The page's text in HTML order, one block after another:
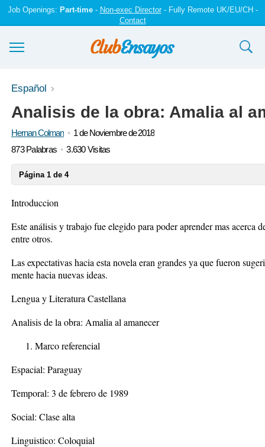
Job Openings: Part-time- Non-exec Director- Fully Remote UK/EU/CH -
Contact
Ensayos y trabajos
Registrarse
Iniciar sesión
Español
Analisis de la obra: Amalia al
Hernan Colman
1 de Noviembre de 2018
873 Palabras
3.630 Visitas
Página 1 de 4
Introduccion
Este análisis y trabajo fue elegido para poder aprender mas acerca
entre otros.
Las expectativas hacia esta novela eran grandes ya que fueron
mente hacia nuevas ideas.
Lengua y Literatura Castellana
Analisis de la obra: Amalia al amanecer
Marco referencial
Espacial: Paraguay
Temporal: 3 de febrero de 1989
Social: Clase alta
Linguistico: Coloquial